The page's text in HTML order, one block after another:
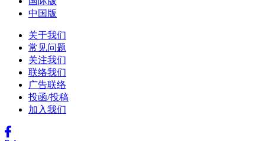
中国版
关于我们
常见问题
关注我们
联络我们
广告联络
投函/投稿
加入我们